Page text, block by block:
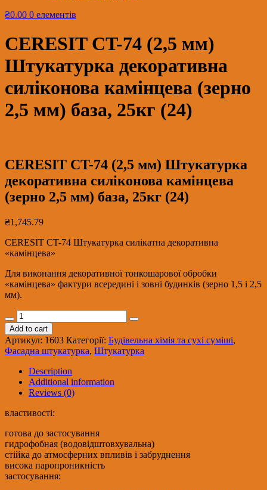
₴0.00 0 елементів
CERESIT CT-74 (2,5 мм)
Штукатурка декоративна
силіконова камінцева (зерно
2,5 мм) база, 25кг (24)
CERESIT CT-74 (2,5 мм) Штукатурка
декоративна силіконова камінцева
(зерно 2,5 мм) база, 25кг (24)
₴1,745.79
CERESIT CT-74 Штукатурка силікатна декоративна
«камінцева»
Для виконання декоративної тонкошарової обробки
«камінцева» фактури всередині і зовні будинків (зерно 1,5 і 2,5
мм).
CERESIT
CT-
74
(2,5
мм)
Штукатурка
декоративна
силіконова
камінцева
(зерно
мм)
база,
25кг
(24)
quantity
Add to cart
Артикул: 1603 Категорії: Будівельна хімія та сухі суміші,
Фасадна штукатурка, Штукатурка
Description
Additional information
Reviews (0)
властивості:
готова до застосування
гидрофобная (водовідштовхувальна)
стійка до атмосферних впливів і забруднення
висока паропроникність
застосування: